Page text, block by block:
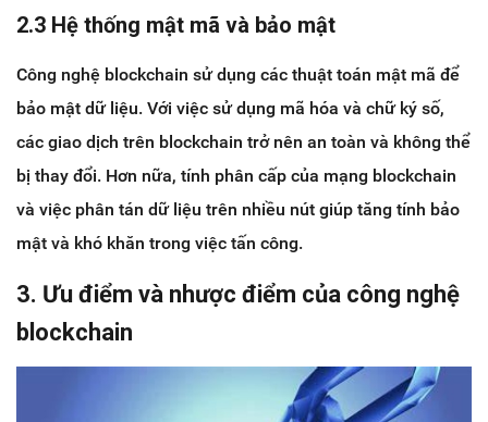
2.3 Hệ thống mật mã và bảo mật
Công nghệ blockchain sử dụng các thuật toán mật mã để
bảo mật dữ liệu. Với việc sử dụng mã hóa và chữ ký số,
các giao dịch trên blockchain trở nên an toàn và không thể
bị thay đổi. Hơn nữa, tính phân cấp của mạng blockchain
và việc phân tán dữ liệu trên nhiều nút giúp tăng tính bảo
mật và khó khăn trong việc tấn công.
3. Ưu điểm và nhược điểm của công nghệ
blockchain